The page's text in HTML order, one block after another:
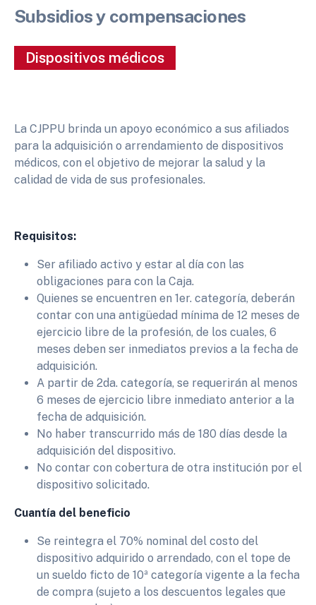
Subsidios y compensaciones
Dispositivos médicos
La CJPPU brinda un apoyo económico a sus afiliados
para la adquisición o arrendamiento de dispositivos
médicos, con el objetivo de mejorar la salud y la
calidad de vida de sus profesionales.
Requisitos:
Ser afiliado activo y estar al día con las
obligaciones para con la Caja.
Quienes se encuentren en 1er. categoría, deberán
contar con una antigüedad mínima de 12 meses de
ejercicio libre de la profesión, de los cuales, 6
meses deben ser inmediatos previos a la fecha de
adquisición.
A partir de 2da. categoría, se requerirán al menos
6 meses de ejercicio libre inmediato anterior a la
fecha de adquisición.
No haber transcurrido más de 180 días desde la
adquisición del dispositivo.
No contar con cobertura de otra institución por el
dispositivo solicitado.
Cuantía del beneficio
Se reintegra el 70% nominal del costo del
dispositivo adquirido o arrendado, con el tope de
un sueldo ficto de 10ª categoría vigente a la fecha
de compra (sujeto a los descuentos legales que